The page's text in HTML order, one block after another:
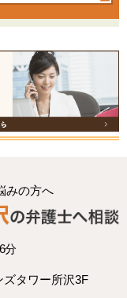
みの方へ
分
ズタワー所沢3F